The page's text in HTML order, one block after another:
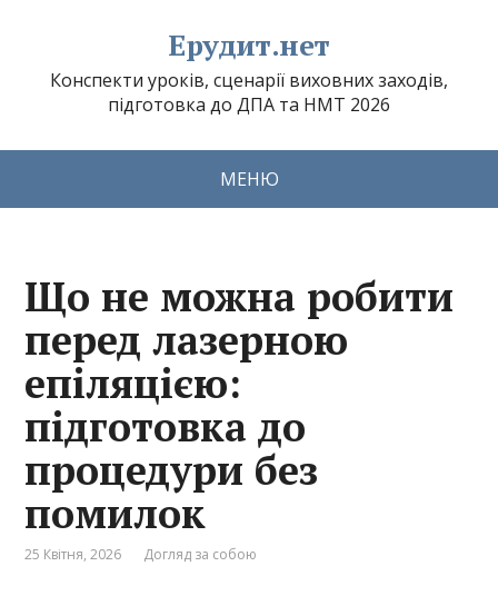
Ерудит.нет
Конспекти уроків, сценарії виховних заходів,
підготовка до ДПА та НМТ 2026
МЕНЮ
Що не можна робити
перед лазерною
епіляцією:
підготовка до
процедури без
помилок
25 Квітня, 2026 Догляд за собою